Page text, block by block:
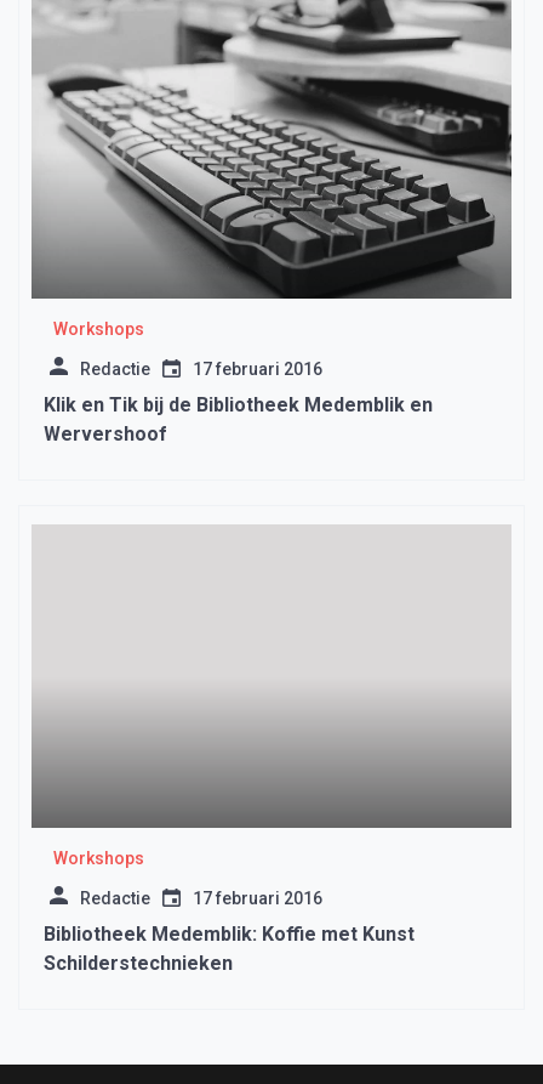
Workshops
Redactie 17 februari 2016
Klik en Tik bij de Bibliotheek Medemblik en
Wervershoof
Workshops
Redactie 17 februari 2016
Bibliotheek Medemblik: Koffie met Kunst
Schilderstechnieken